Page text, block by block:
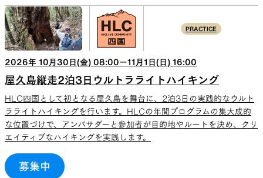
PRACTICE
2026年 10 月 30 日(金) 08:00ー11 月 1 日( 日 ) 16:00
屋久島縦走2泊3日ウルトラライトハイキング
HLC四国として初となる屋久島を舞台に、2泊3日の実践的なウルト
ラライトハイキングを行います。HLCの年間プログラムの集大成的
な位置づけで、アンバサダーと参加者が目的地やルートを決め、クリ
エイティブなハイキングを実践します。
募集中